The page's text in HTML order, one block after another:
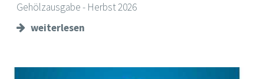
Gehölzausgabe - Herbst 2026
weiterlesen